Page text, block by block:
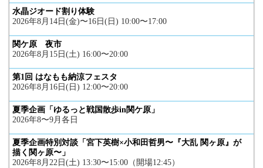
水晶ジオード割り体験
2026年8月14日(金)〜16日(日) 10:00〜17:00
関ケ原 夜市
2026年8月15日(土) 16:00〜20:00
第1回 はなもも納涼フェスタ
2026年8月16日(日) 12:00〜20:00
夏季企画「ゆるっと戦国散歩in関ケ原」
2026年8〜9月各日
夏季企画特別対談「宮下英樹×小和田哲男〜『大乱 関ヶ原』が
描く関ヶ原〜」
2026年8月22日(土) 13:30〜15:00（開場12:45）